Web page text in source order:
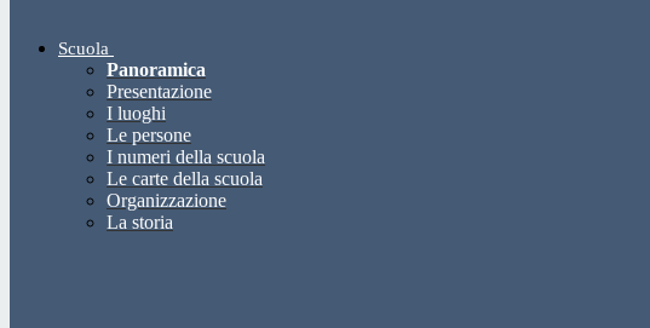
Scuola
Panoramica
Presentazione
I luoghi
Le persone
I numeri della scuola
Le carte della scuola
Organizzazione
La storia